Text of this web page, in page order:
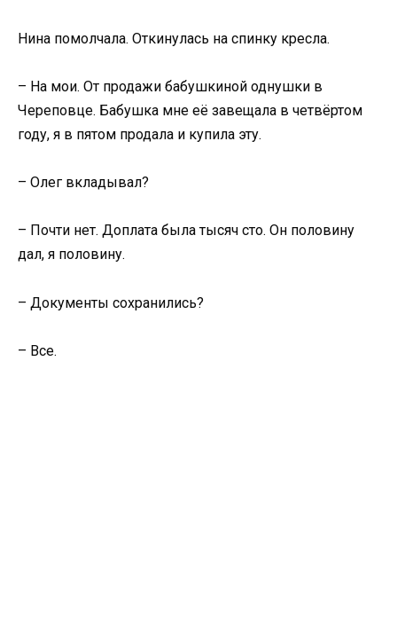
Нина помолчала. Откинулась на спинку кресла.
– На мои. От продажи бабушкиной однушки в
Череповце. Бабушка мне её завещала в четвёртом
году, я в пятом продала и купила эту.
– Олег вкладывал?
– Почти нет. Доплата была тысяч сто. Он половину
дал, я половину.
– Документы сохранились?
– Все.